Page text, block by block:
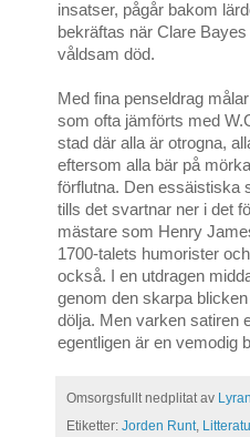
insatser, pågår bakom
bekräftas när Clare
våldsam död.
Med fina penseldrag
som ofta jämförts med
stad där alla är otrogna,
eftersom alla bär på
förflutna. Den essäistiska
tills det svartnar ner i det
mästare som Henry
1700-talets humorister
också. I en utdragen
genom den skarpa
dölja. Men varken satiren
egentligen är en vemodig
Omsorgsfullt nedplitat av
Etiketter: Jorden Runt,